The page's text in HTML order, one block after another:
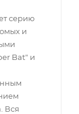
серию
и
Bat" и
Вся